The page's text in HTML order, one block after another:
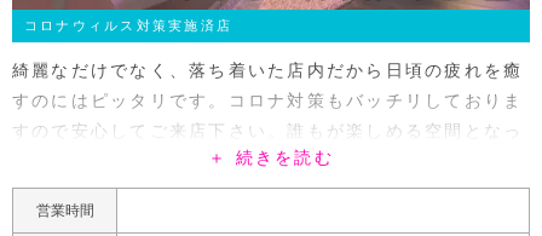
コロナウィルス対策実施済店
綺麗なだけでなく、落ち着いた店内だから日頃の疲れを癒
すのにはピッタリです。コロナ対策もバッチリしておりま
すので安心してご来店下さい。誰もが楽しめる空間となっ
ております!さらにラウル自慢の美女達が貴方をお出迎え
します。毎月イベントも充実しており、リーズナブルな料
金でお楽しみいただけますよ。ポケパラ限定クーポンで日
＋ 続きを読む
営業時間